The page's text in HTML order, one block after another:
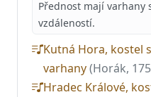
Přednost mají varhany
vzdáleností.
Kutná Hora, kostel
varhany(Horák,
Hradec Králové,